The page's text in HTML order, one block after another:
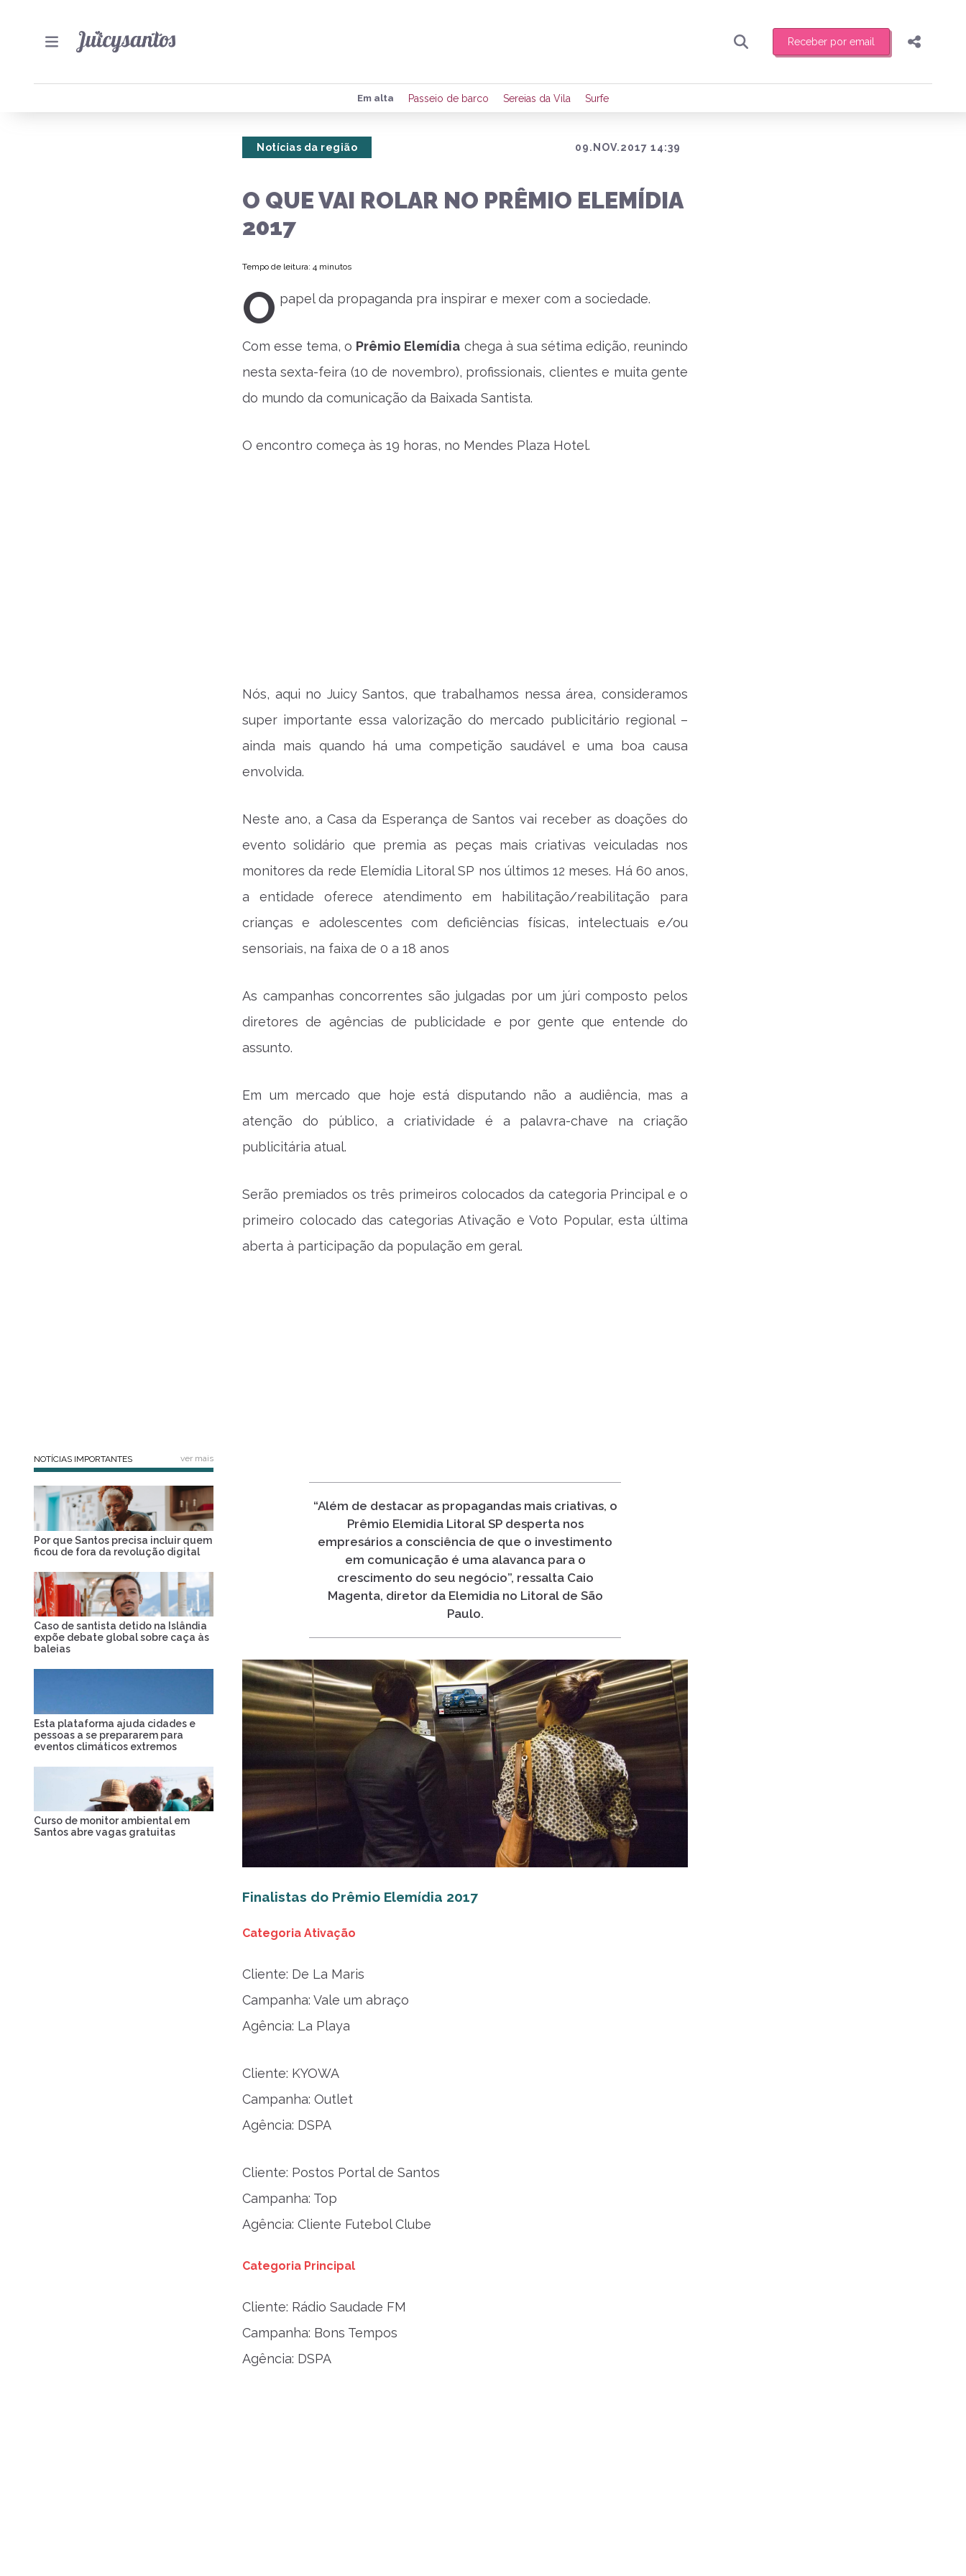
Receber por email
Preencha seus dados para receber toda sexta-feira de manhã o resumo
de eventos e notícias da região.
Quero receber novidades
Compartilhar
Em alta Passeio de barco Sereias da Vila Surfe
09.NOV.2017 14:39
Notícias da região
O QUE VAI ROLAR NO PRÊMIO ELEMÍDIA
2017
Tempo de leitura: 4 minutos
O papel da propaganda pra inspirar e mexer com a sociedade.
Com esse tema, o Prêmio Elemídia chega à sua sétima edição, reunindo
nesta sexta-feira (10 de novembro), profissionais, clientes e muita gente
do mundo da comunicação da Baixada Santista.
O encontro começa às 19 horas, no Mendes Plaza Hotel.
Nós, aqui no Juicy Santos, que trabalhamos nessa área, consideramos
super importante essa valorização do mercado publicitário regional –
ainda mais quando há uma competição saudável e uma boa causa
envolvida.
Neste ano, a Casa da Esperança de Santos vai receber as doações do
evento solidário que premia as peças mais criativas veiculadas nos
monitores da rede Elemídia Litoral SP nos últimos 12 meses. Há 60 anos,
a entidade oferece atendimento em habilitação/reabilitação para
crianças e adolescentes com deficiências físicas, intelectuais e/ou
sensoriais, na faixa de 0 a 18 anos
As campanhas concorrentes são julgadas por um júri composto pelos
diretores de agências de publicidade e por gente que entende do
assunto.
Em um mercado que hoje está disputando não a audiência, mas a
atenção do público, a criatividade é a palavra-chave na criação
publicitária atual.
Serão premiados os três primeiros colocados da categoria Principal e o
primeiro colocado das categorias Ativação e Voto Popular, esta última
aberta à participação da população em geral.
“Além de destacar as propagandas mais criativas, o
Prêmio ElemidiaLitoral SP desperta nos
empresários a consciência de que o investimento
em comunicação é uma alavanca para o
crescimento do seu negócio”, ressalta Caio
Magenta, diretor da Elemidiano Litoral de São
Paulo.
Finalistas do Prêmio Elemídia 2017
Categoria Ativação
Cliente: De La Maris
Campanha: Vale um abraço
Agência: La Playa
Cliente: KYOWA
Campanha: Outlet
Agência: DSPA
Cliente: Postos Portal de Santos
Campanha: Top
Agência: Cliente Futebol Clube
Categoria Principal
Cliente: Rádio Saudade FM
Campanha: Bons Tempos
Agência: DSPA
NOTÍCIAS IMPORTANTES ver mais
Por que Santos precisa incluir quem
ficou de fora da revolução digital
Caso de santista detido na Islândia
expõe debate global sobre caça às
baleias
Esta plataforma ajuda cidades e
pessoas a se prepararem para
eventos climáticos extremos
Curso de monitor ambiental em
Santos abre vagas gratuitas